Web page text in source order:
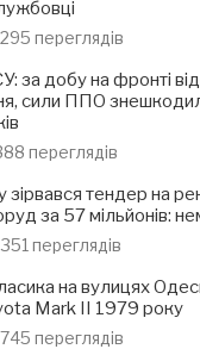
295 переглядів
за добу на фронті
сили ППО
переглядів
зірвався тендер на
за 57 мільйонів:
351 переглядів
на вулицях
Mark II 1979 року
745 переглядів